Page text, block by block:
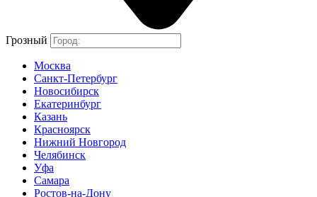
Грозный
Москва
Санкт-Петербург
Новосибирск
Екатеринбург
Казань
Красноярск
Нижний Новгород
Челябинск
Уфа
Самара
Ростов-на-Дону